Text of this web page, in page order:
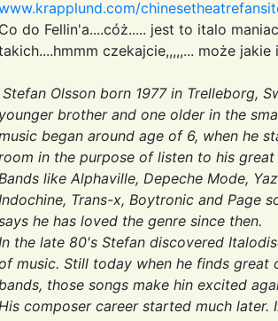
Co do Fellin'a....cóż..... jest to italo
czekajcie,,,,,... może
Stefan Olsson born 1977 in Trelleborg,
younger brother and one older in the
began around age of 6, when he
in the purpose of listen to his
Bands like Alphaville, Depeche Mode,
Indochine, Trans-x, Boytronic and Page
he has loved the genre since then.
In the late 80's Stefan discovered
music. Still today when he finds
bands, those songs make hin excited
His composer career started much